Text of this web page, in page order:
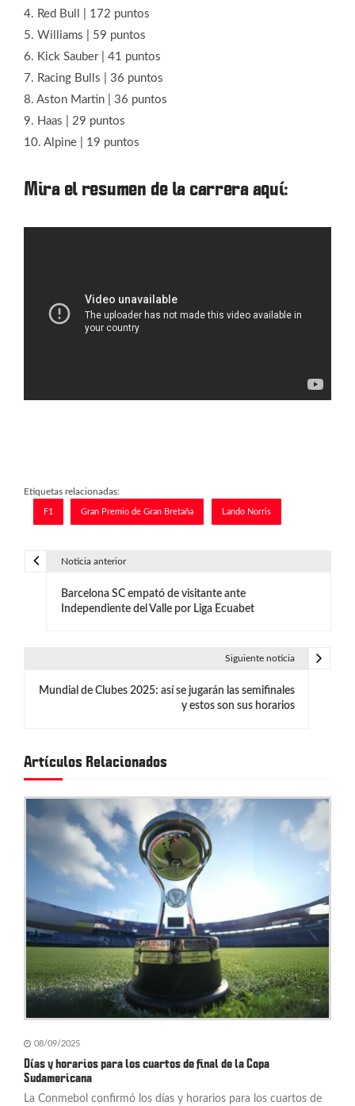
4. Red Bull | 172 puntos
5. Williams | 59 puntos
6. Kick Sauber | 41 puntos
7. Racing Bulls | 36 puntos
8. Aston Martin | 36 puntos
9. Haas | 29 puntos
10. Alpine | 19 puntos
Mira el resumen de la carrera aquí:
Etiquetas relacionadas:
F1 Gran Premio de Gran Bretaña Lando Norris
i
ó
e
n
t
r
d
a
Noticia anterior
Barcelona SC empató de visitante ante
Independiente del Valle por Liga Ecuabet
Siguiente noticia
Mundial de Clubes 2025: así se jugarán las semifinales
y estos son sus horarios
Artículos Relacionados
08/09/2025
Días y horarios para los cuartos de final de la Copa
Sudamericana
La Conmebol confirmó los días y horarios para los cuartos de